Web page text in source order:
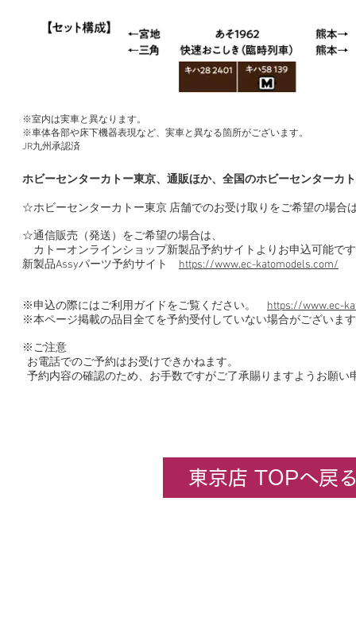
※室内は実車と異なります。
※車体各部や床下機器表現など、実車と異なる箇所がございます。
​JR九州承認済
ホビーセンターカトー東京、通販ほか、全国のホビーセンターカ
☆ホビーセンターカトー東京 店舗でのお受け取りをご希望の場合
☆通信販売（発送）をご希望の場合は、
カトーオンラインショップ新製品予約サイトよりお申込可能で
新製品Assyパーツ予約サイト https://www.ec-katomodels.com/
※申込の際にはご利用ガイドをご覧ください。 https://www.ec-
※本ページ掲載の品目全てを予約受付していない場合がございま
※ご注意
お電話でのご予約はお受けできかねます。
予約内容の確認のため、お手数ですがご了承賜りますようお願い
東京店 TOPへ戻